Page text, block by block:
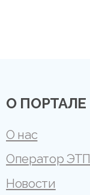
О ПОРТАЛЕ
О нас
Оператор ЭТП
Новости